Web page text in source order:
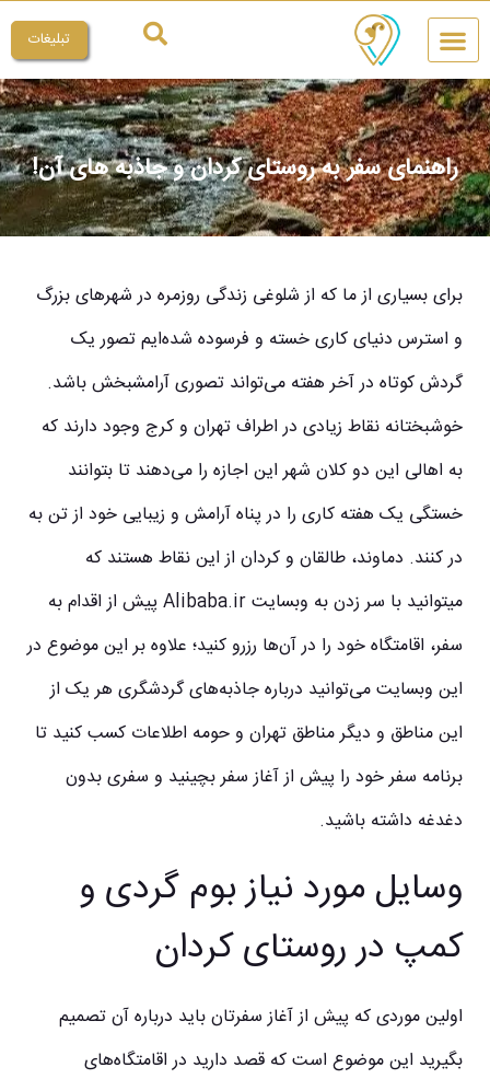
تبلیغات
راهنمای سفر به روستای کردان و جاذبه های آن!
برای بسیاری از ما که از شلوغی زندگی روزمره در شهرهای بزرگ
و استرس دنیای کاری خسته و فرسوده شده‌ایم تصور یک
گردش کوتاه در آخر هفته می‌تواند تصوری آرامشبخش باشد.
خوشبختانه نقاط زیادی در اطراف تهران و کرج وجود دارند که
به اهالی این دو کلان شهر این اجازه را می‌دهند تا بتوانند
خستگی یک هفته کاری را در پناه آرامش و زیبایی خود از تن به
در کنند. دماوند، طالقان و کردان از این نقاط هستند که
میتوانید با سر زدن به وبسایت Alibaba.ir پیش از اقدام به
سفر، اقامتگاه خود را در آن‌ها رزرو کنید؛ علاوه بر این موضوع در
این وبسایت می‌توانید درباره جاذبه‌های گردشگری هر یک از
این مناطق و دیگر مناطق تهران و حومه اطلاعات کسب کنید تا
برنامه سفر خود را پیش از آغاز سفر بچینید و سفری بدون
دغدغه داشته باشید.
وسایل مورد نیاز بوم گردی و
کمپ در روستای کردان
اولین موردی که پیش از آغاز سفرتان باید درباره آن تصمیم
بگیرید این موضوع است که قصد دارید در اقامتگاه‌های